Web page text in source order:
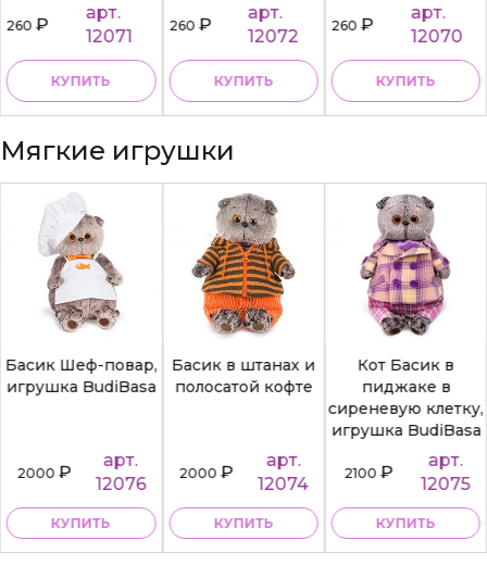
260₽
арт.
12071
КУПИТЬ
260₽
арт.
12072
КУПИТЬ
260₽
арт.
12070
КУПИТЬ
Мягкие игрушки
Басик Шеф-повар,
игрушка BudiBasa
2000₽
арт.
12076
КУПИТЬ
Басик в штанах и
полосатой кофте
2000₽
арт.
12074
КУПИТЬ
Кот Басик в
пиджаке в
сиреневую клетку,
игрушка BudiBasa
2100₽
арт.
12075
КУПИТЬ